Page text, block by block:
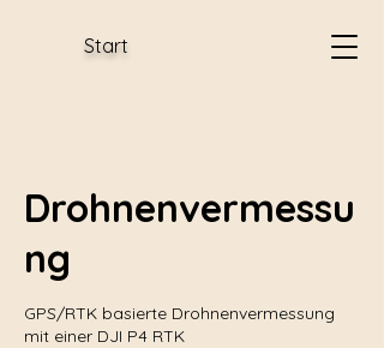
Start
Drohnenvermessu
ng
GPS/RTK basierte Drohnenvermessung
mit einer DJI P4 RTK